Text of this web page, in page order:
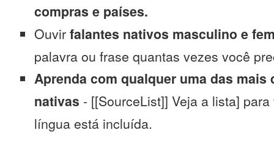
compras e países.
Ouvir falantes nativos masculino e
palavra ou frase quantas vezes você
Aprenda com qualquer uma das mais
nativas - [[SourceList]] Veja a lista]
língua está incluída.